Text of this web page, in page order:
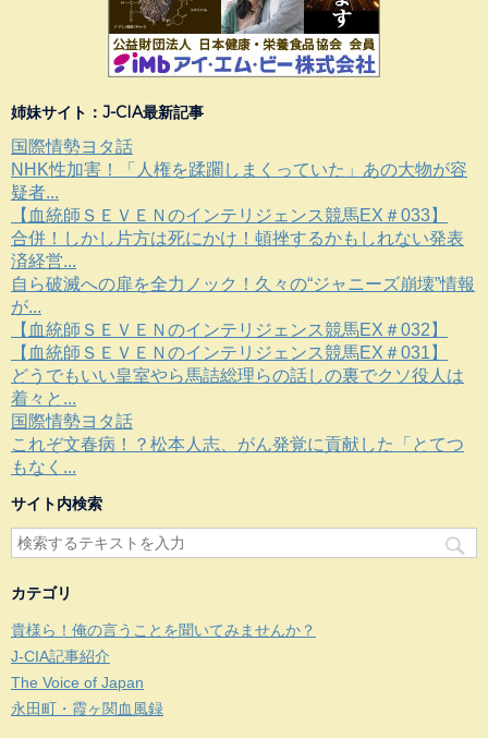
姉妹サイト：J-CIA最新記事
国際情勢ヨタ話
NHK性加害！「人権を蹂躙しまくっていた」あの大物が容
疑者...
【血統師ＳＥＶＥＮのインテリジェンス競馬EX＃033】
合併！しかし片方は死にかけ！頓挫するかもしれない発表
済経営...
自ら破滅への扉を全力ノック！久々の“ジャニーズ崩壊”情報
が...
【血統師ＳＥＶＥＮのインテリジェンス競馬EX＃032】
【血統師ＳＥＶＥＮのインテリジェンス競馬EX＃031】
どうでもいい皇室やら馬詰総理らの話しの裏でクソ役人は
着々と...
国際情勢ヨタ話
これぞ文春病！？松本人志、がん発覚に貢献した「とてつ
もなく...
サイト内検索
カテゴリ
貴様ら！俺の言うことを聞いてみませんか？
J-CIA記事紹介
The Voice of Japan
永田町・霞ヶ関血風録